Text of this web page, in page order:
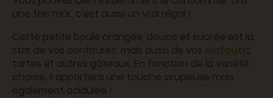
une fois mûr, c'est aussi un vrai régal !
Cette petite boule orangée, douce et sucrée est la
star de vos confitures, mais aussi de vos clafoutis,
tartes et autres gâteaux. En fonction de la variété
choisie, il apportera une touche sirupeuse mais
également acidulée !